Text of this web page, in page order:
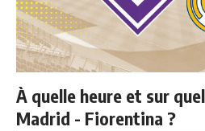
À quelle heure et sur
Madrid - Fiorentina ?